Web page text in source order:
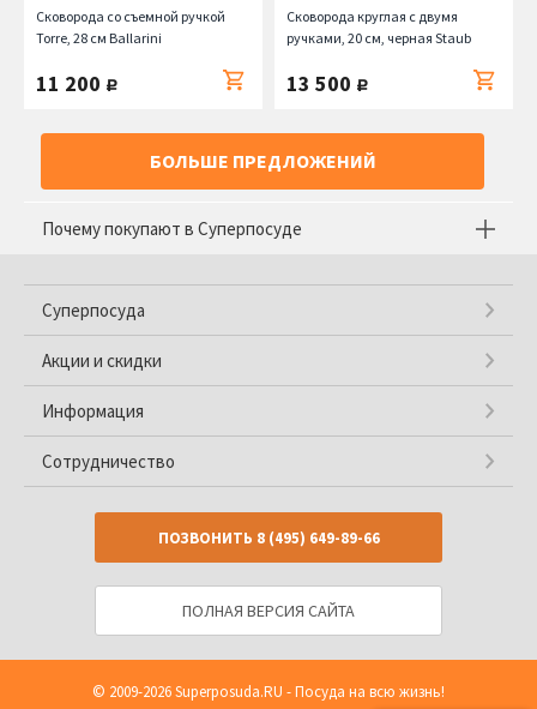
Сковорода со съемной ручкой
Torre, 28 см Ballarini
11 200 руб.
Сковорода круглая с двумя
ручками, 20 см, черная Staub
13 500 руб.
БОЛЬШЕ ПРЕДЛОЖЕНИЙ
Почему покупают в Суперпосуде
Суперпосуда
Акции и скидки
Информация
Сотрудничество
ПОЗВОНИТЬ 8 (495) 649-89-66
ПОЛНАЯ ВЕРСИЯ САЙТА
© 2009-2026Superposuda.RU - Посуда на всю жизнь!